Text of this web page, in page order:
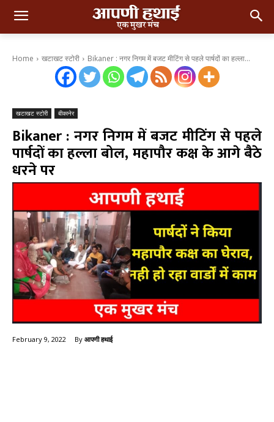
Home खटाखट स्टोरी Bikaner : नगर निगम में बजट मीटिंग से पहले पार्षदों का हल्ला...
खटाखट स्टोरी बीकानेर
Bikaner : नगर निगम में बजट मीटिंग से पहले
पार्षदों का हल्ला बोल, महापौर कक्ष के आगे बैठे
धरने पर
February 9, 2022 By आपणी हथाई